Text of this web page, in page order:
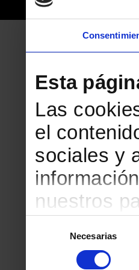
Esta
Las
el
sociales y
nuestros
que les
consentimiento
Necesarias